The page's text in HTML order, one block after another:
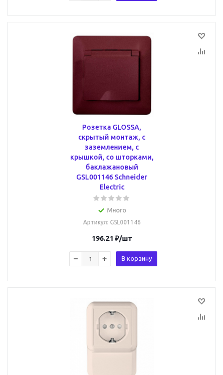
Розетка GLOSSA,
скрытый монтаж, с
заземлением, с
крышкой, со шторками,
баклажановый
GSL001146 Schneider
Electric
Много
Артикул: GSL001146
196.21 ₽/шт
В корзину